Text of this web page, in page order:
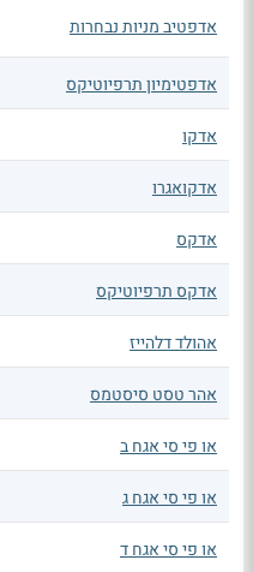
אדפטיב מניות נבחרות
אדפטימיון תרפיוטיקס
אדקו
אדקואגרו
אדקס
אדקס תרפיוטיקס
אהולד דלהייז
אהר טסט סיסטמס
או פי סי אגח ב
או פי סי אגח ג
או פי סי אגח ד